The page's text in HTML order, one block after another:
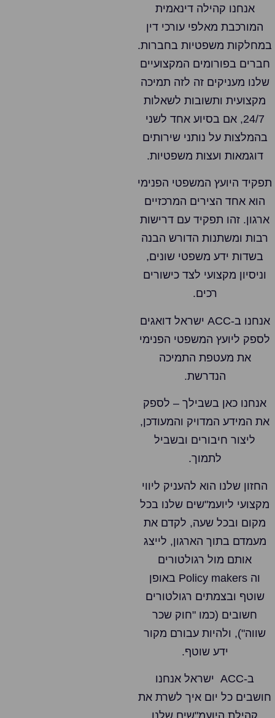
אנחנו קהילה דינאמית
המורכבת מאלפי עורכי דין
במחלקות משפטיות בחברות.
חברים בפורומים המקצועיים
שלנו מעניקים זה לזה תמיכה
מקצועית ותשובות לשאלות
24/7, אם בסיוע אחד לשני
בהמלצות על נותני שירותים
דוגמאות ועצות משפטיות.
תפקיד היועץ המשפטי הפנימי
הוא אחד הצירים המרכזיים
ארגון. זהו תפקיד עם דרישות
רבות ומשתנות הדורש הבנה
בשדות ידע משפטי שונים,
וניסיון מקצועי לצד כישורים
רכים.
אנחנו ב-ACC ישראל דואגים
לספק ליועץ המשפטי הפנימי
את מעטפת התמיכה
הנדרשת.
אנחנו כאן בשבילך – לספק
את המידע המדויק והמעודכן,
ליצור חיבורים ובשביל
לתמוך.
החזון שלנו הוא להעניק ליווי
מקצועי ליועמ"שים שלנו בכל
מקום ובכל שעה, לקדם את
מעמדם בתוך הארגון, לייצג
אותם מול רגולטורים
וה Policy makers באופן
שוטף ובצמתים רגולטורים
חשובים (כמו "חוק שכר
שווה"), ולהיות עבורם מקור
ידע שוטף.
ב-ACC ישראל אנחנו
חושבים כל יום איך לשרת את
קהילת היועמ"שים שלנו